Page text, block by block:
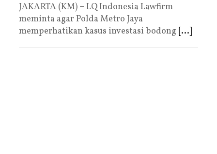
JAKARTA (KM) – LQ Indonesia Lawfirm
meminta agar Polda Metro Jaya
memperhatikan kasus investasi bodong [...]